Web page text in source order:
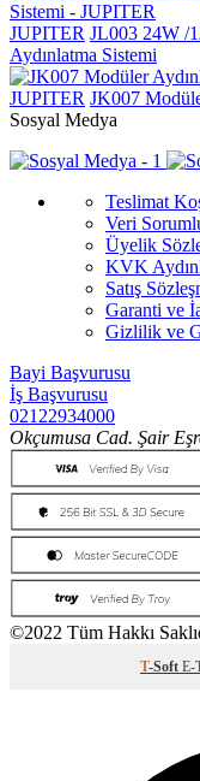
JUPITER JL003 24W /
Aydınlatma Sistemi
JUPITER JK007
Sosyal Medya
Teslimat
Veri
Üyelik
KVK
Satış
Garanti ve
Gizlilik ve
Bayi Başvurusu
İş Başvurusu
02122934000
Okçumusa Cad. Şair
©2022 Tüm Hakkı
T-Soft E-